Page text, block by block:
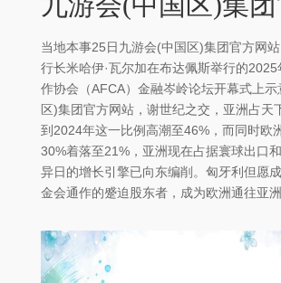
当地本事25日九游会(中国区)集团官方网
行长米哈伊·瓦尔加在布达佩斯举行的2025
作协会（AFCA）金融岑岭论坛开幕式上示
区)集团官方网站，谢世纪之交，亚洲占天
到2024年这一比例高潮至46%，而同时欧
30%着落至21%，亚洲现在占据寰球出口
异日的增长引擎已向东编削。匈牙利但愿
金会通作的蹙迫股东者，成为欧洲通往亚洲